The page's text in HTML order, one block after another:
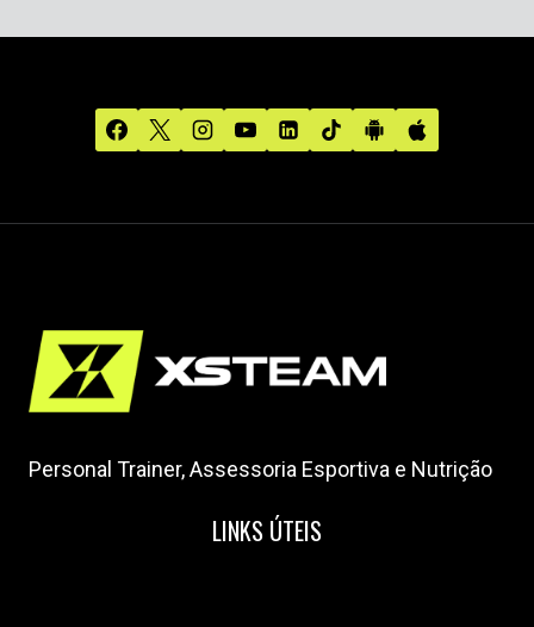
Personal Trainer, Assessoria Esportiva e Nutrição
LINKS ÚTEIS